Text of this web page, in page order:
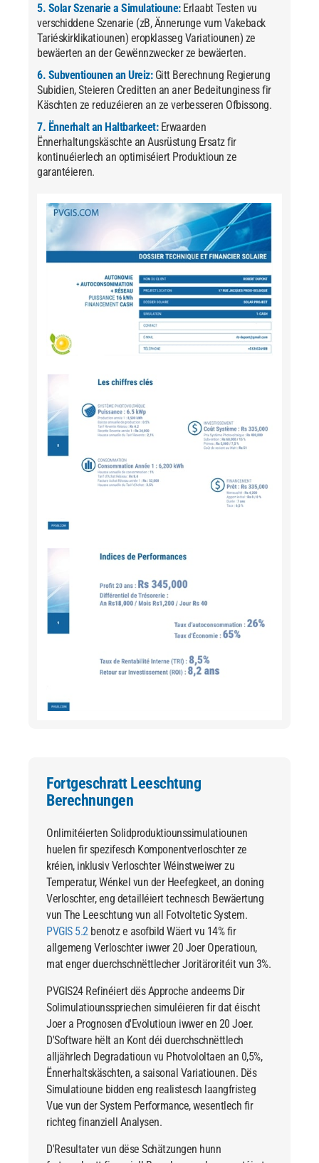
5. Solar Szenarie a Simulatioune: Erlaabt Testen vu
verschiddene Szenarie (zB, Ännerunge vum Vakeback
Tariéskirklikatiounen) eropklasseg Variatiounen) ze
bewäerten an der Gewënnzwecker ze bewäerten.
6. Subventiounen an Ureiz: Gitt Berechnung Regierung
Subidien, Steieren Creditten an aner Bedeitunginess fir
Käschten ze reduzéieren an ze verbesseren Ofbissong.
7. Ënnerhalt an Haltbarkeet: Erwaarden
Ënnerhaltungskäschte an Ausrüstung Ersatz fir
kontinuéierlech an optimiséiert Produktioun ze
garantéieren.
Fortgeschratt Leeschtung
Berechnungen
Onlimitéierten Solidproduktiounssimulatiounen
huelen fir spezifesch Komponentverloschter ze
kréien, inklusiv Verloschter Wéinstweiwer zu
Temperatur, Wénkel vun der Heefegkeet, an doning
Verloschter, eng detailléiert technesch Bewäertung
vun The Leeschtung vun all Fotvoltetic System.
PVGIS 5.2benotz e asofbild Wäert vu 14% fir
allgemeng Verloschter iwwer 20 Joer Operatioun,
mat enger duerchschnëttlecher Joritäroritéit vun 3%.
PVGIS24Refinéiert dës Approche andeems Dir
Solimulatiounsspriechen simuléieren fir dat éischt
Joer a Prognosen d'Evolutioun iwwer en 20 Joer.
D'Software hëlt an Kont déi duerchschnëttlech
alljährlech Degradatioun vu Photvololtaen an 0,5%,
Ënnerhaltskäschten, a saisonal Variatiounen. Dës
Simulatioune bidden eng realistesch laangfristeg
Vue vun der System Performance, wesentlech fir
richteg finanziell Analysen.
D'Resultater vun dëse Schätzungen hunn